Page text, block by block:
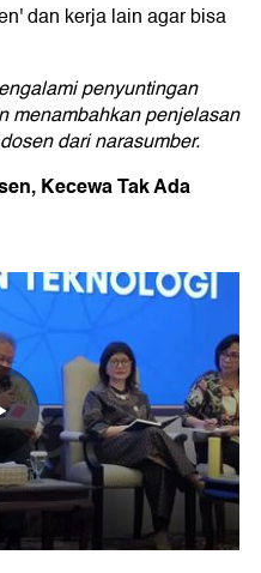
dan kerja lain agar bisa
penyuntingan
menambahkan penjelasan
dari narasumber.
Kecewa Tak Ada